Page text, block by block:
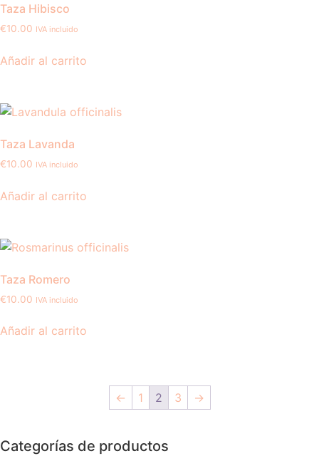
Taza Hibisco
€10.00 IVA incluido
Añadir al carrito
Taza Lavanda
€10.00 IVA incluido
Añadir al carrito
Taza Romero
€10.00 IVA incluido
Añadir al carrito
← 1 2 3 →
Categorías de productos